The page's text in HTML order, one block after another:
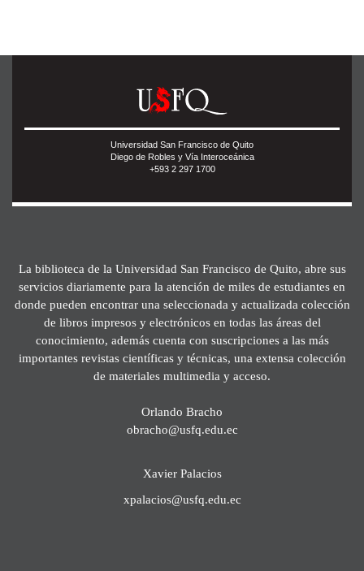
Universidad San Francisco de Quito
Diego de Robles y Vía Interoceánica
+593 2 297 1700
La biblioteca de la Universidad San Francisco de Quito, abre sus
servicios diariamente para la atención de miles de estudiantes en
donde pueden encontrar una seleccionada y actualizada colección
de libros impresos y electrónicos en todas las áreas del
conocimiento, además cuenta con suscripciones a las más
importantes revistas científicas y técnicas, una extensa colección
de materiales multimedia y acceso.
Orlando Bracho
obracho@usfq.edu.ec
Xavier Palacios
xpalacios@usfq.edu.ec